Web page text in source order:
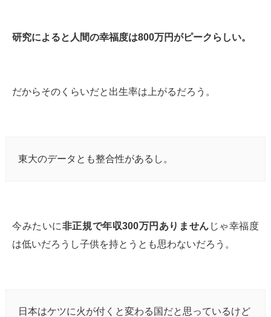
研究によると人間の幸福度は800万円がピークらしい。
だからそのくらいだと出生率は上がるだろう。
東大のデータとも整合性があるし。
今みたいに非正規で年収300万円ありません じゃ幸福度
は低いだろうし子供を持とうとも思わないだろう。
日本はケツに火が付くと変わる国だと思っているけど